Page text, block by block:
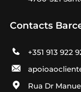
Contacts
+351 913 922
Rua Dr